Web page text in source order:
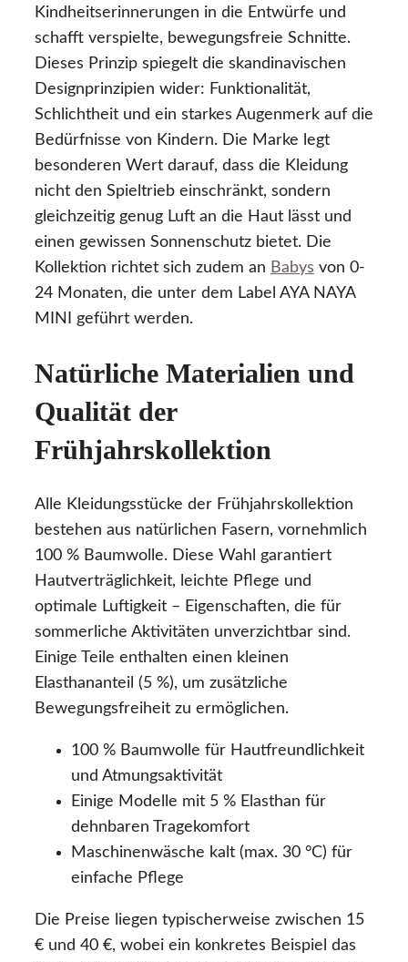
Kindheitserinnerungen in die Entwürfe und
schafft verspielte, bewegungsfreie Schnitte.
Dieses Prinzip spiegelt die skandinavischen
Designprinzipien wider: Funktionalität,
Schlichtheit und ein starkes Augenmerk auf die
Bedürfnisse von Kindern. Die Marke legt
besonderen Wert darauf, dass die Kleidung
nicht den Spieltrieb einschränkt, sondern
gleichzeitig genug Luft an die Haut lässt und
einen gewissen Sonnenschutz bietet. Die
Kollektion richtet sich zudem an Babys von 0-
24 Monaten, die unter dem Label AYA NAYA
MINI geführt werden.
Natürliche Materialien und
Qualität der
Frühjahrskollektion
Alle Kleidungsstücke der Frühjahrskollektion
bestehen aus natürlichen Fasern, vornehmlich
100 % Baumwolle. Diese Wahl garantiert
Hautverträglichkeit, leichte Pflege und
optimale Luftigkeit – Eigenschaften, die für
sommerliche Aktivitäten unverzichtbar sind.
Einige Teile enthalten einen kleinen
Elasthananteil (5 %), um zusätzliche
Bewegungsfreiheit zu ermöglichen.
100 % Baumwolle für Hautfreundlichkeit
und Atmungsaktivität
Einige Modelle mit 5 % Elasthan für
dehnbaren Tragekomfort
Maschinenwäsche kalt (max. 30 °C) für
einfache Pflege
Die Preise liegen typischerweise zwischen 15
€ und 40 €, wobei ein konkretes Beispiel das